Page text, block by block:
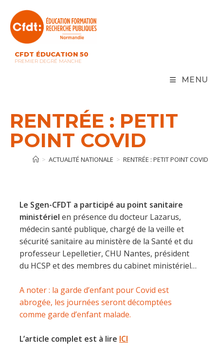
content
CFDT ÉDUCATION 50
PREMIER DEGRÉ MANCHE
MENU
RENTRÉE : PETIT
POINT COVID
> ACTUALITÉ NATIONALE > RENTRÉE : PETIT POINT COVID
Le Sgen-CFDT a participé au point sanitaire
ministériel en présence du docteur Lazarus,
médecin santé publique, chargé de la veille et
sécurité sanitaire au ministère de la Santé et du
professeur Lepelletier, CHU Nantes, président
du HCSP et des membres du cabinet ministériel…
A noter : la garde d’enfant pour Covid est
abrogée, les journées seront décomptées
comme garde d’enfant malade.
L’article complet est à lire ICI